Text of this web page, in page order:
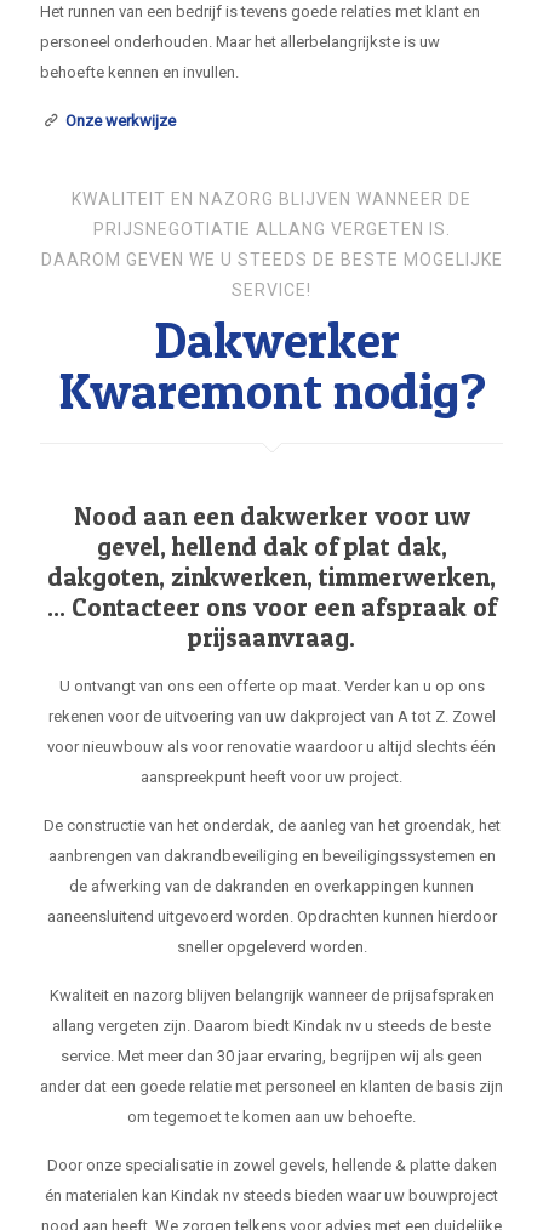
Het runnen van een bedrijf is tevens goede relaties met klant en
personeel onderhouden. Maar het allerbelangrijkste is uw
behoefte kennen en invullen.
Onze werkwijze
KWALITEIT EN NAZORG BLIJVEN WANNEER DE
PRIJSNEGOTIATIE ALLANG VERGETEN IS.
DAAROM GEVEN WE U STEEDS DE BESTE MOGELIJKE
SERVICE!
Dakwerker
Kwaremont nodig?
Nood aan een dakwerker voor uw
gevel, hellend dak of plat dak,
dakgoten, zinkwerken, timmerwerken,
... Contacteer ons voor een afspraak of
prijsaanvraag.
U ontvangt van ons een offerte op maat. Verder kan u op ons
rekenen voor de uitvoering van uw dakproject van A tot Z. Zowel
voor nieuwbouw als voor renovatie waardoor u altijd slechts één
aanspreekpunt heeft voor uw project.
De constructie van het onderdak, de aanleg van het groendak, het
aanbrengen van dakrandbeveiliging en beveiligingssystemen en
de afwerking van de dakranden en overkappingen kunnen
aaneensluitend uitgevoerd worden. Opdrachten kunnen hierdoor
sneller opgeleverd worden.
Kwaliteit en nazorg blijven belangrijk wanneer de prijsafspraken
allang vergeten zijn. Daarom biedt Kindak nv u steeds de beste
service. Met meer dan 30 jaar ervaring, begrijpen wij als geen
ander dat een goede relatie met personeel en klanten de basis zijn
om tegemoet te komen aan uw behoefte.
Door onze specialisatie in zowel gevels, hellende & platte daken
én materialen kan Kindak nv steeds bieden waar uw bouwproject
nood aan heeft. We zorgen telkens voor advies met een duidelijke